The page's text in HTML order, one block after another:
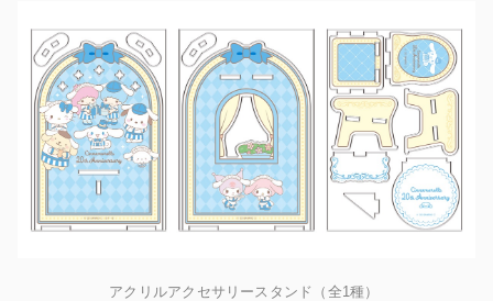
アクリルアクセサリースタンド（全1種）